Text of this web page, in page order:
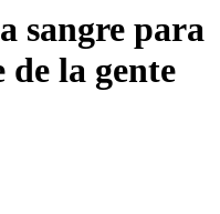
sangre para
de la gente